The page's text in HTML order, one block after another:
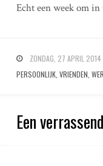
Echt een week om in
ZONDAG, 27 APRIL 2014
PERSOONLIJK, VRIENDEN
Een